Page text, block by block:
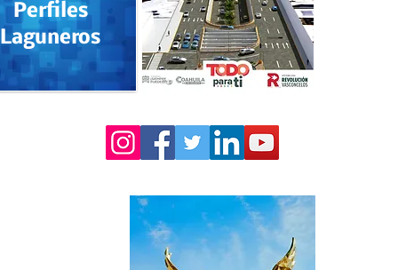
Perfiles
Laguneros